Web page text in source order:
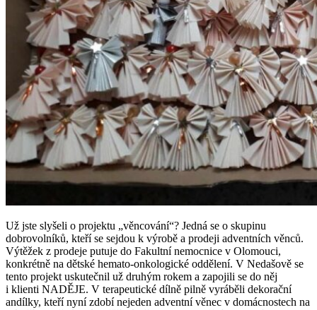
Už jste slyšeli o projektu „věncování“? Jedná se o skupinu
dobrovolníků, kteří se sejdou k výrobě a prodeji adventních věnců.
Výtěžek z prodeje putuje do Fakultní nemocnice v Olomouci,
konkrétně na dětské hemato-onkologické oddělení. V Nedašově se
tento projekt uskutečnil už druhým rokem a zapojili se do něj
i klienti NADĚJE. V terapeutické dílně pilně vyráběli dekorační
andílky, kteří nyní zdobí nejeden adventní věnec v domácnostech na